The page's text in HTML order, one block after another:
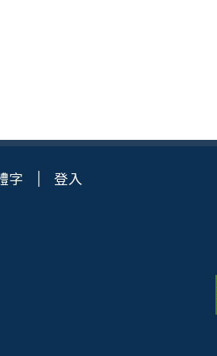
字 登入